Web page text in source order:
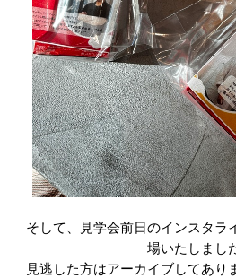
そして、見学会前日のインスタラ
場いたしまし
見逃した方はアーカイブしてあり